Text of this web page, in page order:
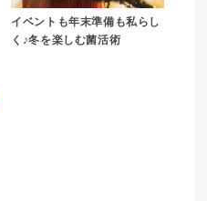
イベントも年末準備も私らし
く♪冬を楽しむ菌活術